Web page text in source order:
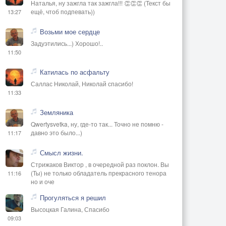
13:27
Наталья, ну зажгла так зажгла!!! 👏👏👏 (Текст бы
ещё, чтоб подпевать))
11:50
Возьми мое сердце
Задуэтились...) Хорошо!..
11:33
Катилась по асфальту
Саллас Николай, Николай спасибо!
11:17
Земляника
Qwertysvetka, ну, где-то так... Точно не помню -
давно это было...)
11:16
Смысл жизни.
Стрижаков Виктор , в очередной раз поклон. Вы
(Ты) не только обладатель прекрасного тенора
но и оче
09:03
Прогуляться я решил
Высоцкая Галина, Спасибо